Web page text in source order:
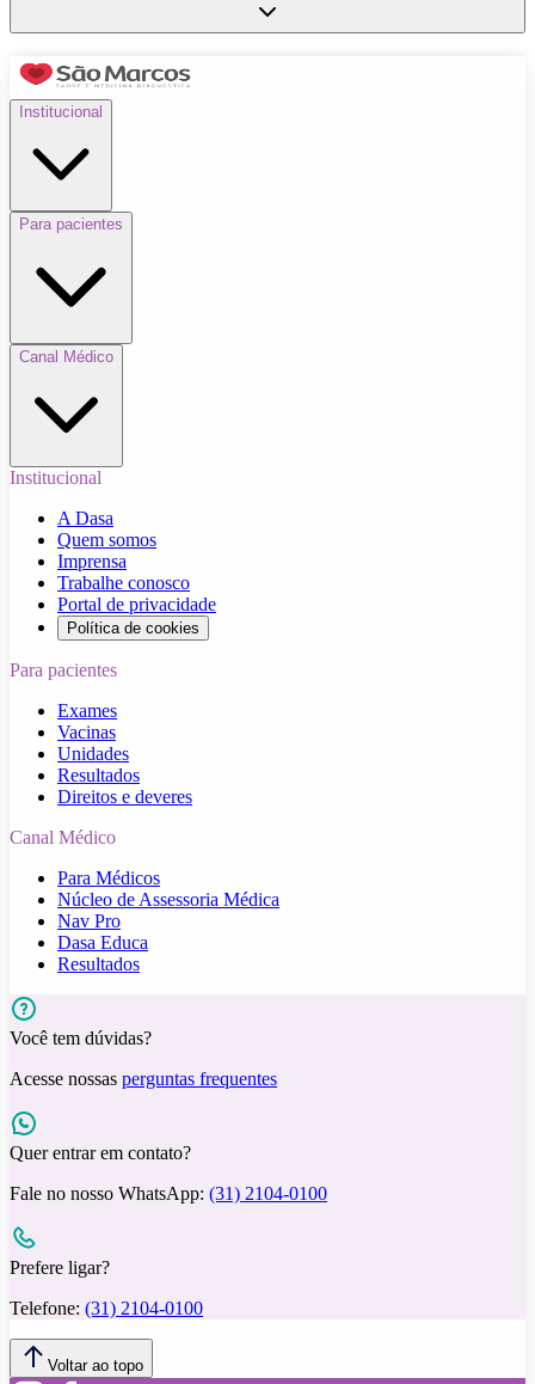
Institucional
Para pacientes
Canal Médico
Institucional
A Dasa
Quem somos
Imprensa
Trabalhe conosco
Portal de privacidade
Política de cookies
Para pacientes
Exames
Vacinas
Unidades
Resultados
Direitos e deveres
Canal Médico
Para Médicos
Núcleo de Assessoria Médica
Nav Pro
Dasa Educa
Resultados
Você tem dúvidas?
Acesse nossas perguntas frequentes
Quer entrar em contato?
Fale no nosso WhatsApp: (31) 2104-0100
Prefere ligar?
Telefone: (31) 2104-0100
Voltar ao topo